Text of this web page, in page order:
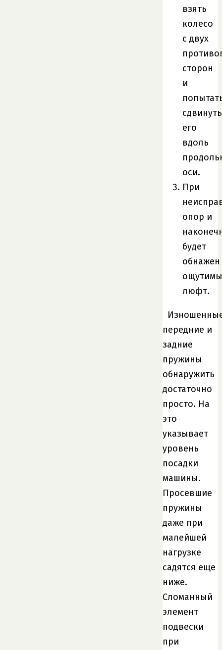
взять
колесо
с двух
сторон
и
сдвинуть
его
вдоль
оси.
При
опор и
будет
обнажен
люфт.
передние и
задние
пружины
обнаружить
достаточно
просто. На
это
указывает
уровень
посадки
машины.
Просевшие
пружины
даже при
малейшей
нагрузке
садятся еще
ниже.
Сломанный
элемент
подвески
при